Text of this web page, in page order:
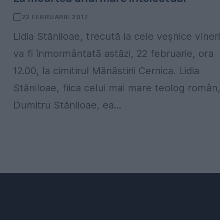
22 FEBRUARIE 2017
Lidia Stăniloae, trecută la cele veșnice
va fi înmormântată astăzi, 22 februarie, ora
12.00, la cimitirul Mănăstirii Cernica. Lidia
Stăniloae, fiica celui mai mare teolog român,
Dumitru Stăniloae, ea...